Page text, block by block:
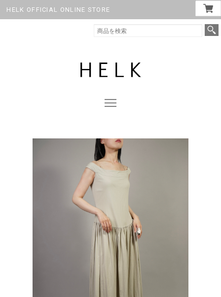
HELK OFFICIAL ONLINE STORE